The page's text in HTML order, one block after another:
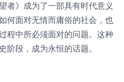
者》成为了一部具有时代意义
何面对无情而庸俗的社会，也
程中所必须面对的问题。这种
阶段，成为永恒的话题。